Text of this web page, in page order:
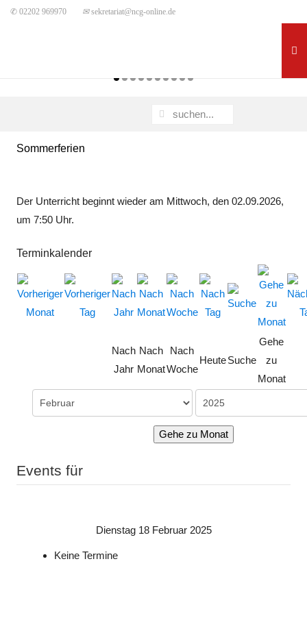
✆ 02202 969970 ✉sekretariat@ncg-online.de
Sommerferien
Der Unterricht beginnt wieder am Mittwoch, den 02.09.2026,
um 7:50 Uhr.
Terminkalender
Nach
Jahr
Nach
Monat
Nach
Woche
HeuteSuche
Gehe
zu
Monat
Gehe zu Monat
Events für
Dienstag 18 Februar 2025
Keine Termine